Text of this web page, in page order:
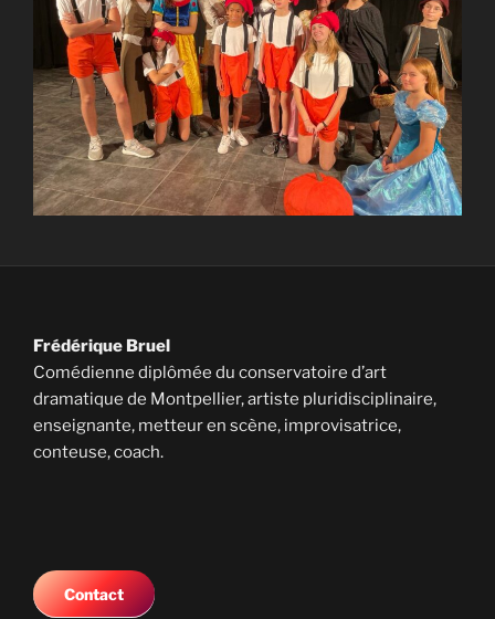
Frédérique Bruel
Comédienne diplômée du conservatoire d’art
dramatique de Montpellier, artiste pluridisciplinaire,
enseignante, metteur en scène, improvisatrice,
conteuse, coach.
Contact